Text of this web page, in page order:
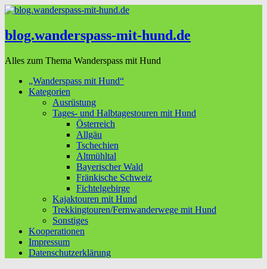
blog.wanderspass-mit-hund.de
Alles zum Thema Wanderspass mit Hund
„Wanderspass mit Hund“
Kategorien
Ausrüstung
Tages- und Halbtagestouren mit Hund
Österreich
Allgäu
Tschechien
Altmühltal
Bayerischer Wald
Fränkische Schweiz
Fichtelgebirge
Kajaktouren mit Hund
Trekkingtouren/Fernwanderwege mit Hund
Sonstiges
Kooperationen
Impressum
Datenschutzerklärung